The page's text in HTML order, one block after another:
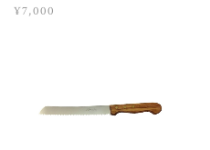
¥7,000